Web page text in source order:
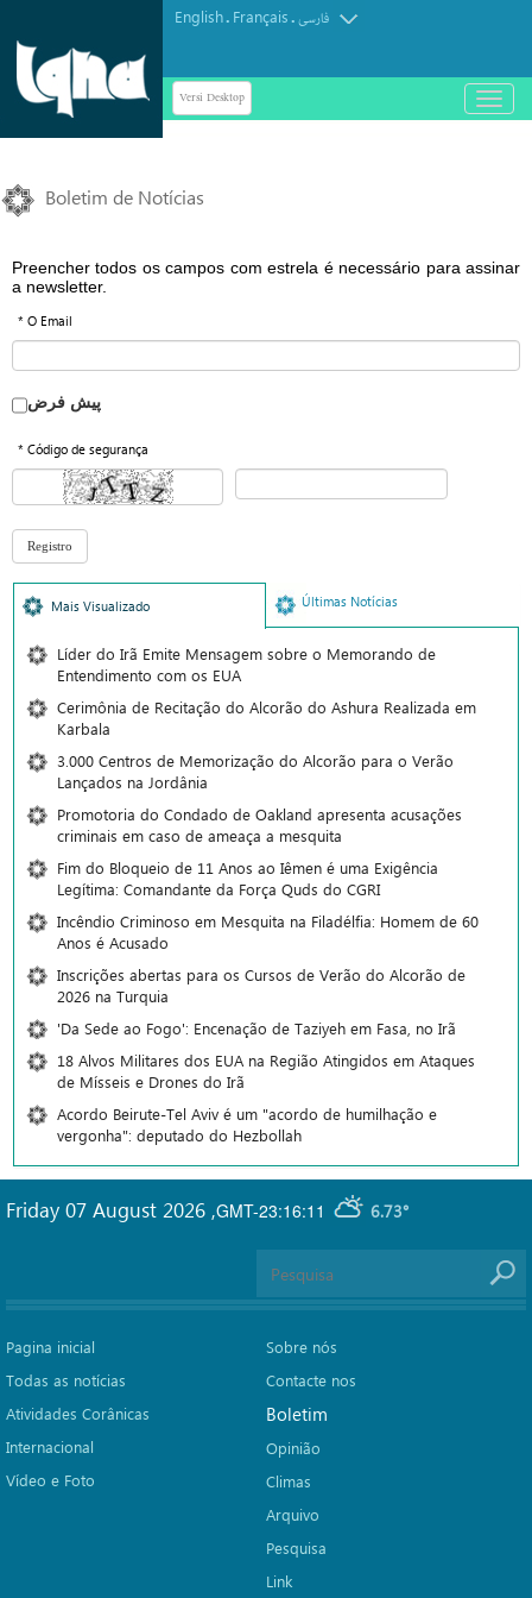
English. Français.فارسی
Versi Desktop
باز
و
Boletim de Notícias
Preencher todos os campos com estrela é necessário para assinar
a newsletter.
* O Email
پیش فرض
* Código de segurança
Mais Visualizado Últimas Notícias
Líder do Irã Emite Mensagem sobre o Memorando de
Entendimento com os EUA
Cerimônia de Recitação do Alcorão do Ashura Realizada em
Karbala
3.000 Centros de Memorização do Alcorão para o Verão
Lançados na Jordânia
Promotoria do Condado de Oakland apresenta acusações
criminais em caso de ameaça a mesquita
Fim do Bloqueio de 11 Anos ao Iêmen é uma Exigência
Legítima: Comandante da Força Quds do CGRI
Incêndio Criminoso em Mesquita na Filadélfia: Homem de 60
Anos é Acusado
Inscrições abertas para os Cursos de Verão do Alcorão de
2026 na Turquia
'Da Sede ao Fogo': Encenação de Taziyeh em Fasa, no Irã
18 Alvos Militares dos EUA na Região Atingidos em Ataques
de Mísseis e Drones do Irã
Acordo Beirute-Tel Aviv é um "acordo de humilhação e
vergonha": deputado do Hezbollah
GMT-23:16:11 6.73°
Friday 07 August 2026 ,
Pagina inicial
Todas as notícias
Atividades Corânicas
Internacional
Vídeo e Foto
Sobre nós
Contacte nos
Boletim
Opinião
Climas
Arquivo
Pesquisa
Link